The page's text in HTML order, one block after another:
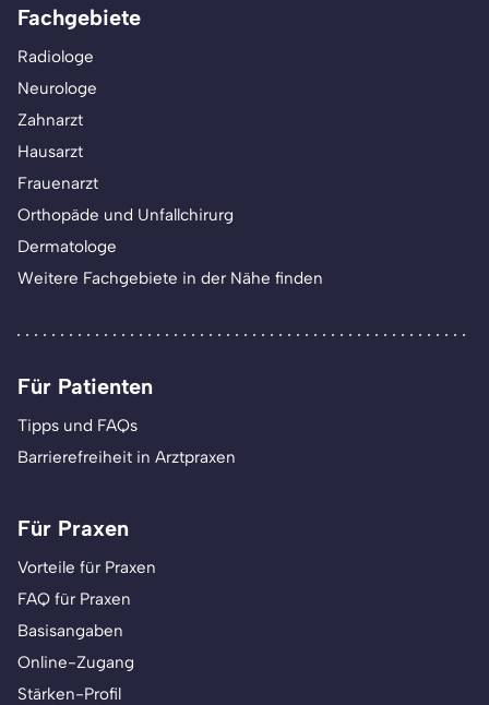
Fachgebiete
Radiologe
Neurologe
Zahnarzt
Hausarzt
Frauenarzt
Orthopäde und Unfallchirurg
Dermatologe
Weitere Fachgebiete in der Nähe finden
Für Patienten
Tipps und FAQs
Barrierefreiheit in Arztpraxen
Für Praxen
Vorteile für Praxen
FAQ für Praxen
Basisangaben
Online-Zugang
Stärken-Profil